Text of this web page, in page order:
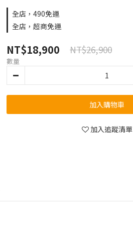
全店，490免運
全店，超商免運
NT$18,900 NT$26,900
數量
加入購物車
加入追蹤清單